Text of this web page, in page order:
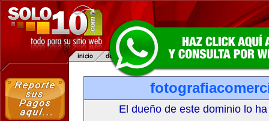
El dueño de este dominio lo